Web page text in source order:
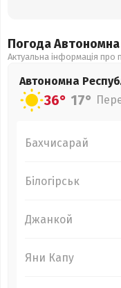
Погода
Актуальна інформація про
Автономна
36° 17°
Бахчисарай
Білогірськ
Джанкой
Яни Капу